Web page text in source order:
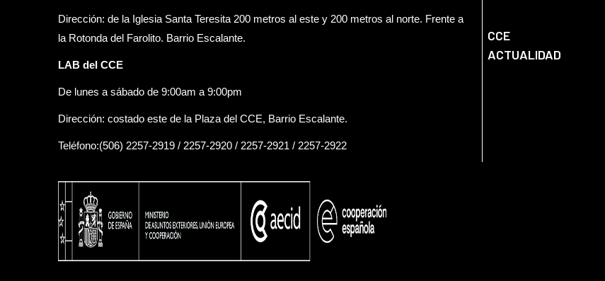
Dirección: de la Iglesia Santa Teresita 200 metros al este y 200 metros al norte. Frente a
la Rotonda del Farolito. Barrio Escalante.
LAB del CCE
De lunes a sábado de 9:00am a 9:00pm
Dirección: costado este de la Plaza del CCE, Barrio Escalante.
Teléfono:(506) 2257-2919 / 2257-2920 / 2257-2921 / 2257-2922
CCE
ACTUALIDAD